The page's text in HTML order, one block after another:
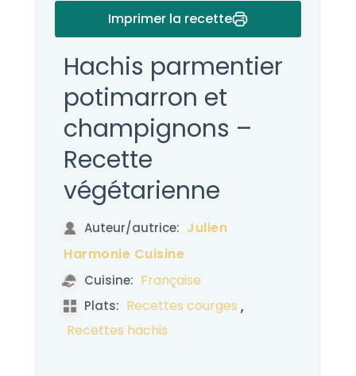
Imprimer la recette
Hachis parmentier
potimarron et
champignons –
Recette
végétarienne
Auteur/autrice: Julien
Harmonie Cuisine
Cuisine: Française
Plats: Recettes courges ,
Recettes hachis